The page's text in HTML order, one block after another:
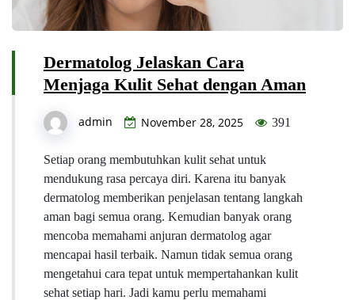
Dermatolog Jelaskan Cara
Menjaga Kulit Sehat dengan Aman
admin November 28, 2025 391
Setiap orang membutuhkan kulit sehat untuk
mendukung rasa percaya diri. Karena itu banyak
dermatolog memberikan penjelasan tentang langkah
aman bagi semua orang. Kemudian banyak orang
mencoba memahami anjuran dermatolog agar
mencapai hasil terbaik. Namun tidak semua orang
mengetahui cara tepat untuk mempertahankan kulit
sehat setiap hari. Jadi kamu perlu memahami